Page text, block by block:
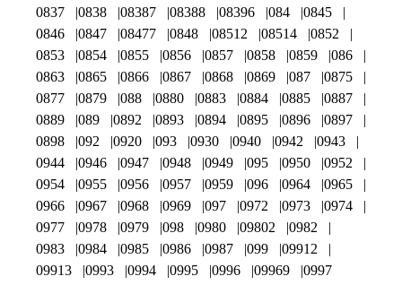
0837
0838 08387 08388 08396 084
0845
0846
0847 08477 0848 08512 08514
0852
0853
0854 0855 0856 0857 0858 0859
086
0863
0865 0866 0867 0868 0869 087
0875
0877
0879 088 0880 0883 0884 0885
0887
0889
089 0892 0893 0894 0895 0896
0897
0898
092 0920 093 0930 0940 0942
0943
0944
0946 0947 0948 0949 095 0950
0952
0954
0955 0956 0957 0959 096 0964
0965
0966
0967 0968 0969 097 0972 0973
0974
0977
0978 0979 098 0980 09802
0982
0983
0984 0985 0986 0987 099
09912
09913
0993 0994 0995 0996 09969 0997